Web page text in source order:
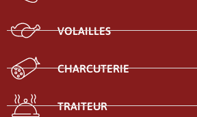
VOLAILLES
CHARCUTERIE
TRAITEUR